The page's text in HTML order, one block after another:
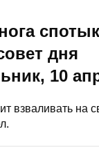
дня
10
взваливать на